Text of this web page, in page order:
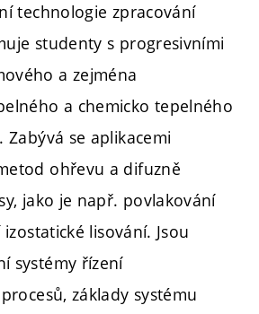
technologie zpracování
studenty s progresivními
a zejména
a chemicko tepelného
se aplikacemi
ohřevu a difuzně
jako je např. povlakování
lisování. Jsou
systémy řízení
základy systému